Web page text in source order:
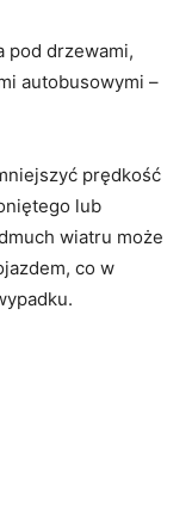
pod drzewami,
autobusowymi –
prędkość
lub
wiatru może
co w